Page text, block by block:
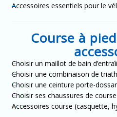
Accessoires essentiels pour le
Course à
Choisir un maillot de bain
Choisir une combinaison de
Choisir une ceinture porte-
Choisir ses chaussures de
Accessoires course (casquette,